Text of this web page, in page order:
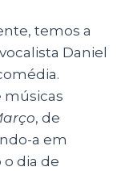
temos a
Daniel
músicas
, de
a em
o dia de